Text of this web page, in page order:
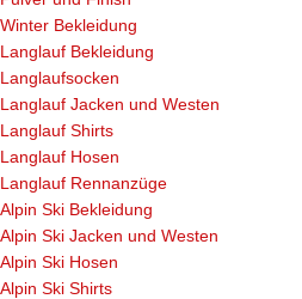
Winter Bekleidung
Langlauf Bekleidung
Langlaufsocken
Langlauf Jacken und Westen
Langlauf Shirts
Langlauf Hosen
Langlauf Rennanzüge
Alpin Ski Bekleidung
Alpin Ski Jacken und Westen
Alpin Ski Hosen
Alpin Ski Shirts